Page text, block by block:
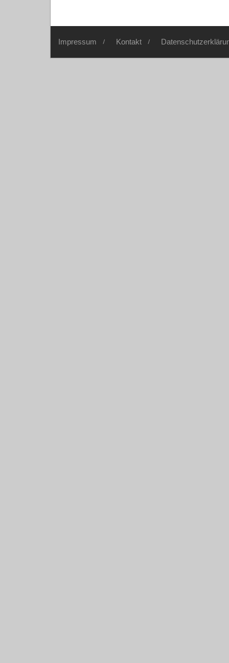
Impressum Kontakt